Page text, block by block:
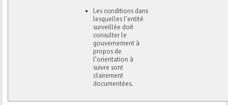
Les conditions dans
lesquelles l’entité
surveillée doit
consulter le
gouvernement à
propos de
l’orientation à
suivre sont
clairement
documentées.